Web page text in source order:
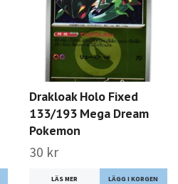
Drakloak Holo Fixed
133/193 Mega Dream
Pokemon
30 kr
LÄS MER